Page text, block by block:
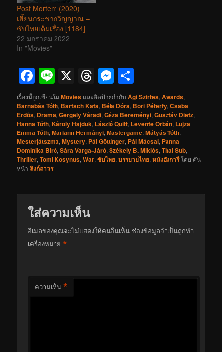
Post Mortem (2020)
เฮี้ยนกระชากวิญญาณ –
ซับไทยเต็มเรื่อง [1184]
22 มกราคม 2022
In "Movies"
Facebook
Line
X Threads
Messenger
เรื่องนี้ถูกเขียนในMovies และติดป้ายกำกับÁgi Szirtes,Awards,
Barnabás Tóth, Bartsch Kata, Béla Dóra, Bori Péterfy,Csaba
Erdõs, Drama,Gergely Váradi,Géza Bereményi,Gusztáv Dietz,
Hanna Tóth,Károly Hajduk, László Quitt, Levente Orbán, Lujza
Emma Tóth,Mariann Hermányi,Mastergame,Mátyás Tóth,
Mesterjátszma,Mystery, Pál Göttinger, Pál Mácsai, Panna
Dominika Biró,Sára Varga-Járó,Székely B. Miklós,Thai Sub,
Thriller,Tomi Kosynus,War,ซับไทย,บรรยายไทย,หนังฮังการีโดย คั่น
หน้าลิงก์ถาวร
ใส่ความเห็น
อีเมลของคุณจะไม่แสดงให้คนอื่นเห็น ช่องข้อมูลจำเป็นถูกทำ
เครื่องหมาย*
ความเห็น *